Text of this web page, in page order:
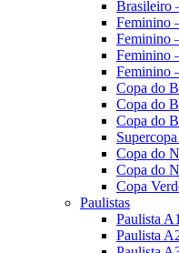
Brasileiro
Feminino
Feminino
Feminino
Feminino
Copa do
Copa do
Copa do
Copa do
Copa do
Copa
Paulistas
Paulista A1
Paulista